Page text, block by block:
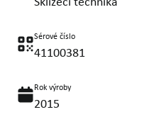
Sérové číslo
41100381
Rok výroby
2015